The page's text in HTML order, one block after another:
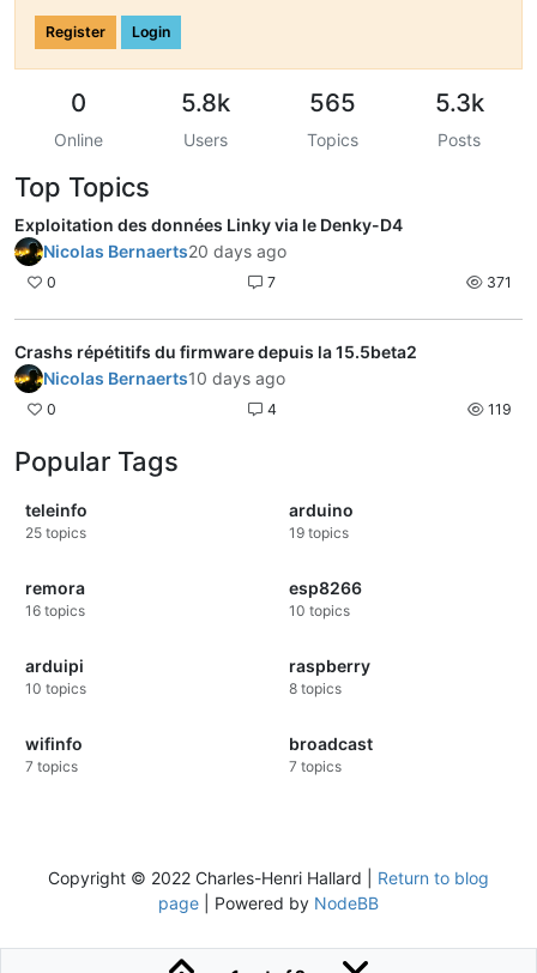
Register Login
0
Online
5.8k
Users
565
Topics
5.3k
Posts
Top Topics
Exploitation des données Linky via le Denky-D4
Nicolas Bernaerts20 days ago
0 7 371
Crashs répétitifs du firmware depuis la 15.5beta2
Nicolas Bernaerts10 days ago
0 4 119
Popular Tags
teleinfo
25 topics
arduino
19 topics
remora
16 topics
esp8266
10 topics
arduipi
10 topics
raspberry
8 topics
wifinfo
7 topics
broadcast
7 topics
Copyright © 2022 Charles-Henri Hallard | Return to blog
page | Powered by NodeBB